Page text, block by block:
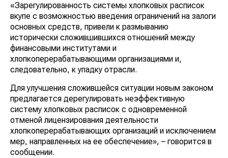
«Зарегулированность системы хлопковых расписок
вкупе с возможностью введения ограничений на залоги
основных средств, привели к размыванию
исторически сложившившихся отношений между
финансовыми институтами и
хлопкоперерабатывающими организациями и,
следовательно, к упадку отрасли.
Для улучшения сложившейся ситуации новым законом
предлагается дерегулировать неэффективную
систему хлопковых расписок с одновременной
отменой лицензирования деятельности
хлопкоперерабатывающих организаций и исключением
мер, направленных на ее обеспечение», – говорится в
сообщении.